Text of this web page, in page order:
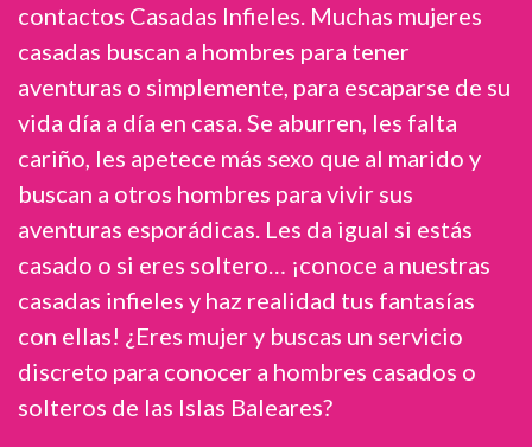
contactos Casadas Infieles. Muchas mujeres
casadas buscan a hombres para tener
aventuras o simplemente, para escaparse de su
vida día a día en casa. Se aburren, les falta
cariño, les apetece más sexo que al marido y
buscan a otros hombres para vivir sus
aventuras esporádicas. Les da igual si estás
casado o si eres soltero… ¡conoce a nuestras
casadas infieles y haz realidad tus fantasías
con ellas! ¿Eres mujer y buscas un servicio
discreto para conocer a hombres casados o
solteros de las Islas Baleares?